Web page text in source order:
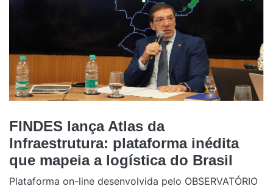
FINDES lança Atlas da
Infraestrutura: plataforma inédita
que mapeia a logística do Brasil
Plataforma on-line desenvolvida pelo OBSERVATÓRIO